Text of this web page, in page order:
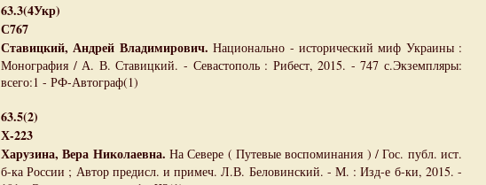
63.3(4Укр)
С767
Ставицкий, Андрей Владимирович. Национально - исторический миф Украины :
Монография / А. В. Ставицкий. - Севастополь : Рибест, 2015. - 747 с.Экземпляры:
всего:1 - РФ-Автограф(1)
63.5(2)
Х-223
Харузина, Вера Николаевна. На Севере ( Путевые воспоминания ) / Гос. публ. ист.
б-ка России ; Автор предисл. и примеч. Л.В. Беловинский. - М. : Изд-е б-ки, 2015. -